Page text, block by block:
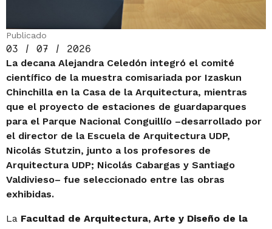
Publicado
03 / 07 / 2026
La decana Alejandra Celedón integró el comité
científico de la muestra comisariada por Izaskun
Chinchilla en la Casa de la Arquitectura, mientras
que el proyecto de estaciones de guardaparques
para el Parque Nacional Conguillío –desarrollado por
el director de la Escuela de Arquitectura UDP,
Nicolás Stutzin, junto a los profesores de
Arquitectura UDP; Nicolás Cabargas y Santiago
Valdivieso– fue seleccionado entre las obras
exhibidas.
La Facultad de Arquitectura, Arte y Diseño de la